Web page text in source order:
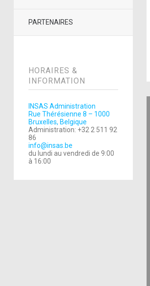
PARTENAIRES
HORAIRES &
INFORMATION
INSAS Administration
Rue Thérésienne 8 – 1000
Bruxelles, Belgique
Administration: +32 2 511 92
86
info@insas.be
du lundi au vendredi de 9:00
à 16:00